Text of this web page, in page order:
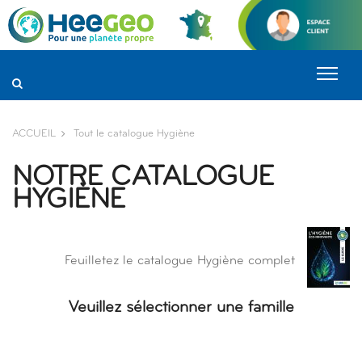
ACCUEIL Tout le catalogue Hygiène
NOTRE CATALOGUE
HYGIÈNE
Feuilletez le catalogue Hygiène complet
Veuillez sélectionner une famille
Panneau de gestion des cookies